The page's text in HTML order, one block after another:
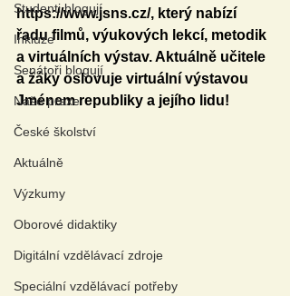
Studenti blogují
Inkluze
Senátoři blogují
Naše praxe
České školství
Aktuálně
Výzkumy
Oborové didaktiky
Digitální vzdělávací zdroje
Speciální vzdělávací potřeby
https://www.jsns.cz/, který nabízí
řadu filmů, výukových lekcí, metodik
a virtuálních výstav. Aktuálně učitele
a žáky oslovuje virtuální výstavou
Jménem republiky a jejího lidu!